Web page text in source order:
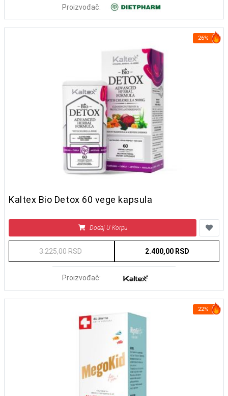
Proizvođač:
26%
Kaltex Bio Detox 60 vege kapsula
Dodaj U Korpu
3.225,00 RSD 2.400,00 RSD
Proizvođač:
22%